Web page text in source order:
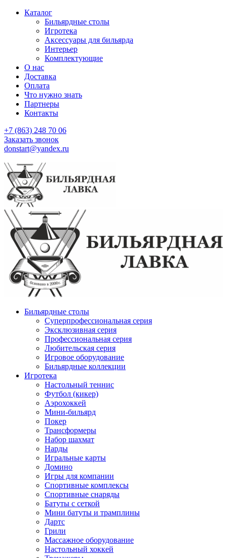
Каталог
Бильярдные столы
Игротека
Аксессуары для бильярда
Интерьер
Комплектующие
О нас
Доставка
Оплата
Что нужно знать
Партнеры
Контакты
+7 (863) 248 70 06
Заказать звонок
donstart@yandex.ru
Бильярдные столы
Суперпрофессиональная серия
Эксклюзивная серия
Профессиональная серия
Любительская серия
Игровое оборудование
Бильярдные коллекции
Игротека
Настольный теннис
Футбол (кикер)
Аэрохоккей
Мини-бильярд
Покер
Трансформеры
Набор шахмат
Нарды
Игральные карты
Домино
Игры для компании
Спортивные комплексы
Спортивные снаряды
Батуты с сеткой
Мини батуты и трамплины
Дартс
Грили
Массажное оборудование
Настольный хоккей